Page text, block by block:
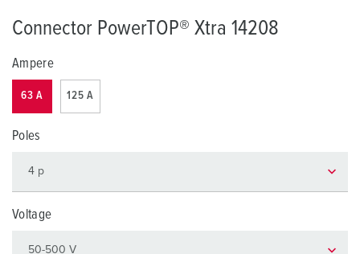
Connector PowerTOP® Xtra 14208
Ampere
63 A 125 A
Poles
Voltage